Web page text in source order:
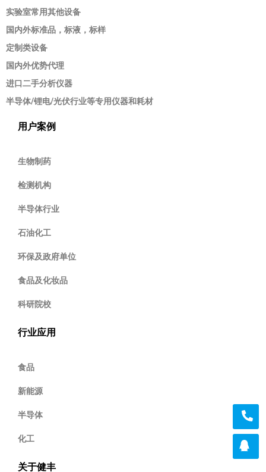
实验室常用其他设备
国内外标准品，标液，标样
定制类设备
国内外优势代理
进口二手分析仪器
半导体/锂电/光伏行业等专用仪器和耗材
用户案例
生物制药
检测机构
半导体行业
石油化工
环保及政府单位
食品及化妆品
科研院校
行业应用
食品
新能源
半导体
化工
关于健丰